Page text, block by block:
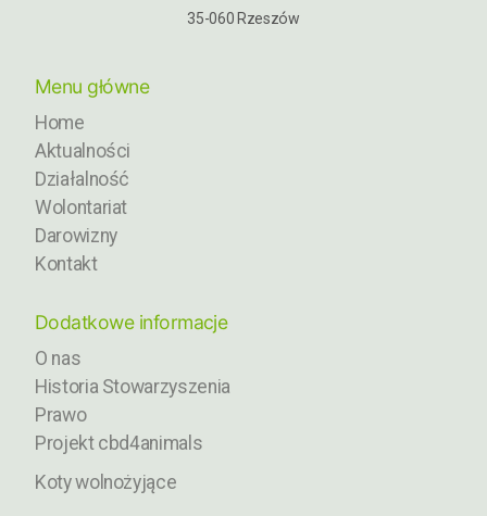
35-060 Rzeszów
Menu główne
Home
Aktualności
Działalność
Wolontariat
Darowizny
Kontakt
Dodatkowe informacje
O nas
Historia Stowarzyszenia
Prawo
Projekt cbd4animals
Koty wolnożyjące